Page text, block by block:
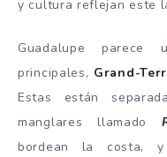
y cultura reflejan este
Guadalupe
principales, Grand-
Estas están
manglares llamado
bordean la costa,